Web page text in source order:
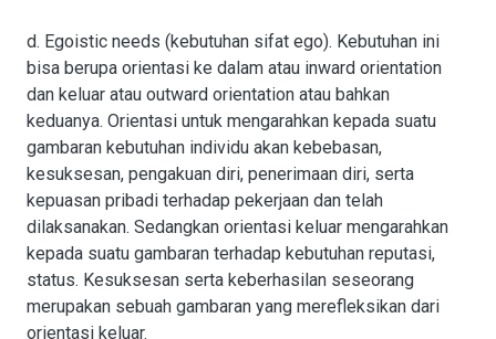
d. Egoistic needs (kebutuhan sifat ego). Kebutuhan ini
bisa berupa orientasi ke dalam atau inward orientation
dan keluar atau outward orientation atau bahkan
keduanya. Orientasi untuk mengarahkan kepada suatu
gambaran kebutuhan individu akan kebebasan,
kesuksesan, pengakuan diri, penerimaan diri, serta
kepuasan pribadi terhadap pekerjaan dan telah
dilaksanakan. Sedangkan orientasi keluar mengarahkan
kepada suatu gambaran terhadap kebutuhan reputasi,
status. Kesuksesan serta keberhasilan seseorang
merupakan sebuah gambaran yang merefleksikan dari
orientasi keluar.